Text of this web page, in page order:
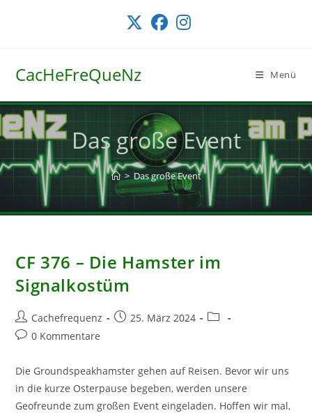
CacHeFreQueNz Menü
Das große Event
> Das große Event
CF 376 – Die Hamster im
Signalkostüm
Beitrags-
Autor:
Cachefrequenz
Beitrag25. März 2024
Beitrags-
Beitrags-
0 Kommentare
Die Groundspeakhamster gehen auf Reisen. Bevor wir uns
in die kurze Osterpause begeben, werden unsere
Geofreunde zum großen Event eingeladen. Hoffen wir mal,